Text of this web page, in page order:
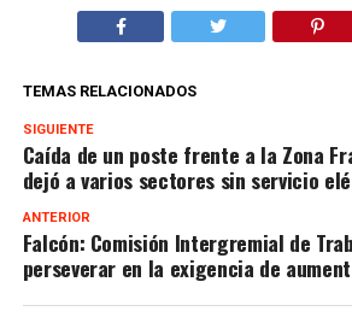
TEMAS RELACIONADOS
SIGUIENTE
Caída de un poste frente a la Zona
dejó a varios sectores sin servicio
ANTERIOR
Falcón: Comisión Intergremial de
perseverar en la exigencia de